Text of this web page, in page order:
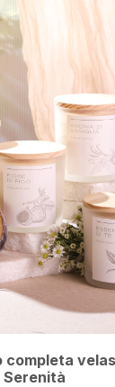
completa
Serenità